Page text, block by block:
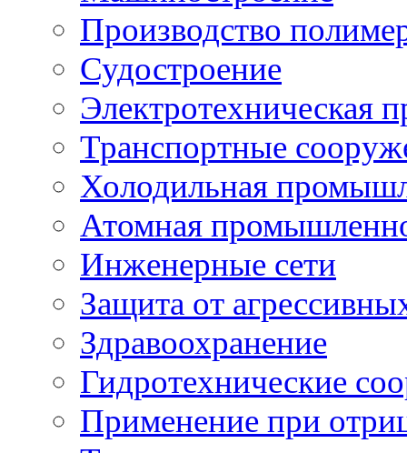
Производство
Судостроение
Электротехническая
Транспортные
Холодильная
Атомная
Инженерные сети
Защита от
Здравоохранение
Гидротехнические
Применение при